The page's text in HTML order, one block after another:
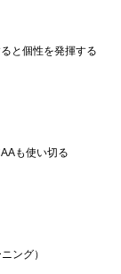
と個性を発揮する
も使い切る
ング）